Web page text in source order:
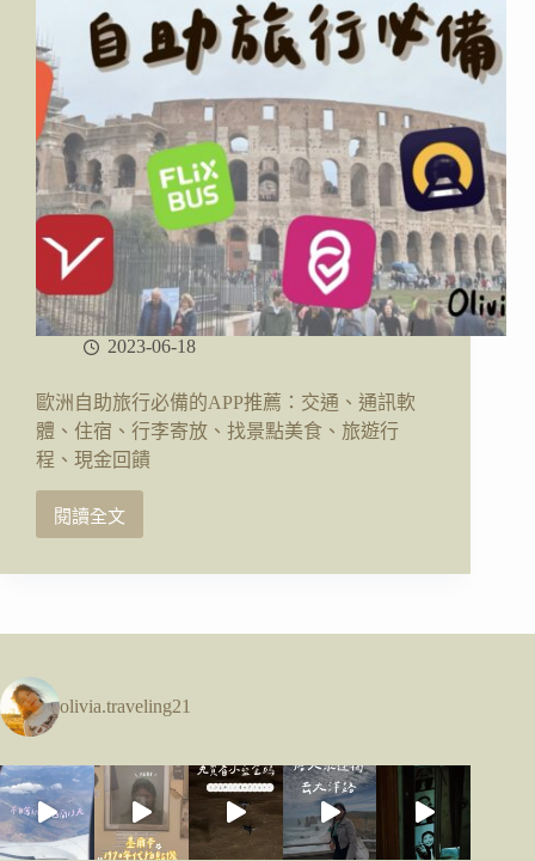
拉
火
山
冰
洞
探
險
行
程
分
享
2023-06-18
歐洲自助旅行必備的APP推薦：交通、通訊軟
體、住宿、行李寄放、找景點美食、旅遊行
程、現金回饋
閱讀全文
歐
自
備
推
薦：
交
通、
olivia.traveling21